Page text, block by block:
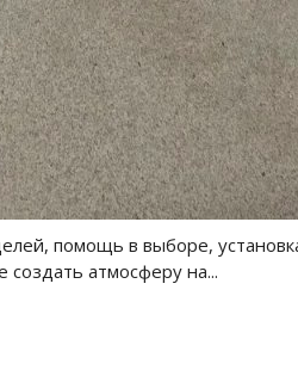
помощь в выборе,
атмосферу на...